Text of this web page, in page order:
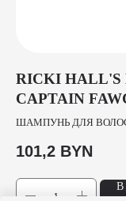
RICKI HALL'S
CAPTAIN
ШАМПУНЬ ДЛЯ
101,2 BYN
В